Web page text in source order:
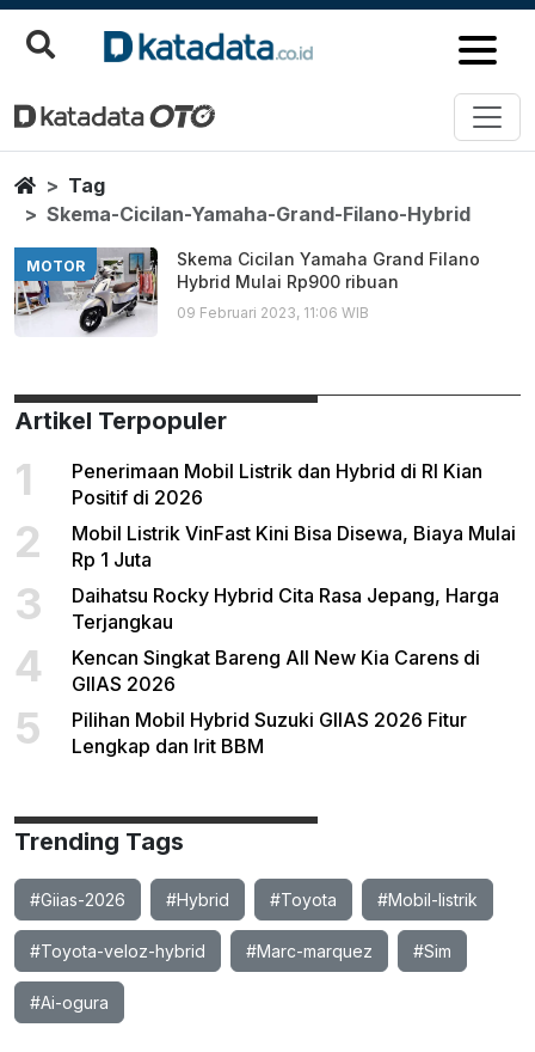
Skema Cicilan Yamaha Grand
Berita Terbaru
HomeTag
Skema-Cicilan-Yamaha-Grand-Filano-Hybrid
MOTOR
Skema Cicilan Yamaha Grand Filano
Hybrid Mulai Rp900 ribuan
09 Februari 2023, 11:06 WIB
Artikel Terpopuler
1
Penerimaan Mobil Listrik dan Hybrid di RI Kian
Positif di 2026
2
Mobil Listrik VinFast Kini Bisa Disewa, Biaya Mulai
Rp 1 Juta
3
Daihatsu Rocky Hybrid Cita Rasa Jepang, Harga
Terjangkau
4
Kencan Singkat Bareng All New Kia Carens di
GIIAS 2026
5
Pilihan Mobil Hybrid Suzuki GIIAS 2026 Fitur
Lengkap dan Irit BBM
Trending Tags
#Giias-2026 #Hybrid #Toyota #Mobil-listrik
#Toyota-veloz-hybrid #Marc-marquez #Sim
#Ai-ogura